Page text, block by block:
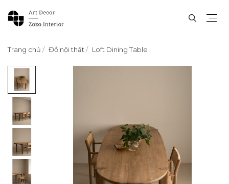
Trang chủ Đồ nội thất Loft Dining Table